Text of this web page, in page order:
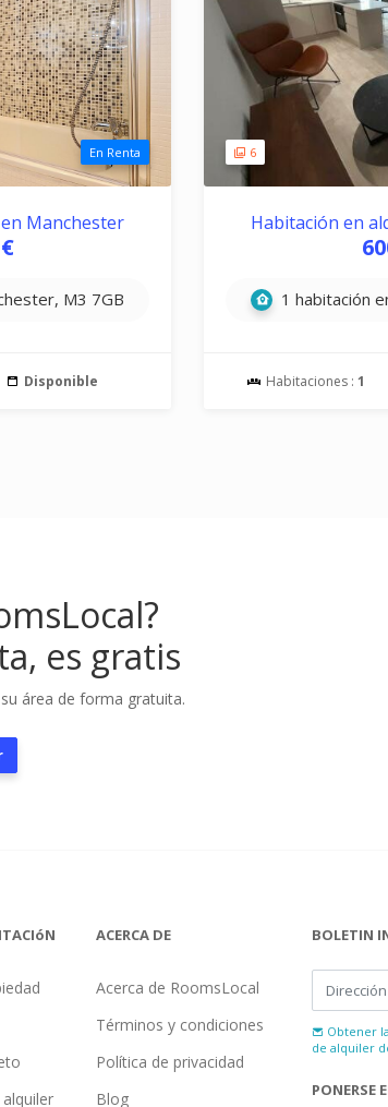
En Renta
Manchester
M3 7GB
Disponible
6
Habitación en
1 habitación
Habitaciones : 1
es gratis
área de forma gratuita.
ACERCA DE
Acerca de RoomsLocal
Términos y condiciones
Política de privacidad
Blog
BOLETIN
Obtener
de alquiler
PONERSE